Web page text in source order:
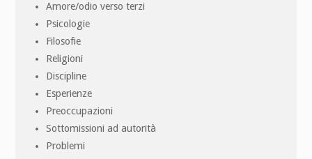
Amore/odio verso terzi
Psicologie
Filosofie
Religioni
Discipline
Esperienze
Preoccupazioni
Sottomissioni ad autorità
Problemi